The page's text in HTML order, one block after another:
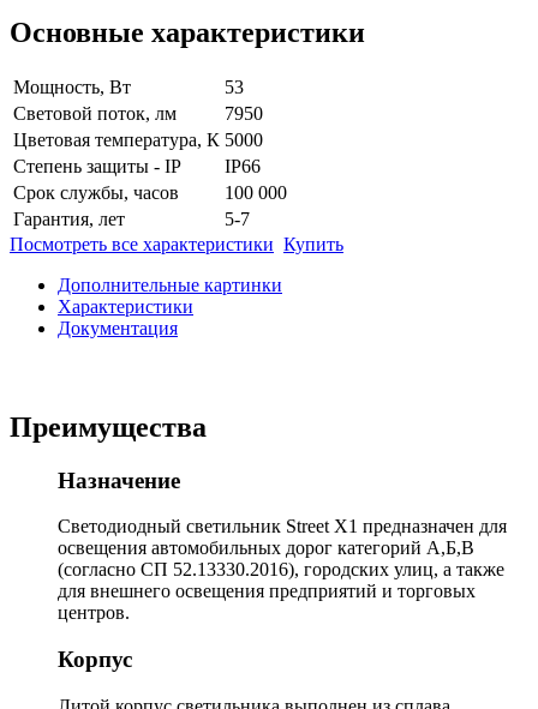
Основные характеристики
Мощность, Вт
53
Световой поток, лм
7950
Цветовая температура, К 5000
Степень защиты - IP
IP66
Срок службы, часов
100 000
Гарантия, лет
5-7
Посмотреть все характеристики Купить
Дополнительные картинки
Характеристики
Документация
Преимущества
Назначение
Светодиодный светильник Street X1 предназначен для
освещения автомобильных дорог категорий А,Б,В
(согласно СП 52.13330.2016), городских улиц, а также
для внешнего освещения предприятий и торговых
центров.
Корпус